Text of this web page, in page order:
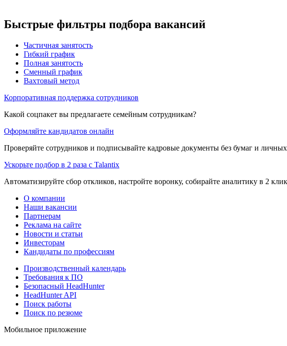
Быстрые фильтры подбора вакансий
Частичная занятость
Гибкий график
Полная занятость
Сменный график
Вахтовый метод
Корпоративная поддержка сотрудников
Какой соцпакет вы предлагаете семейным сотрудникам?
Оформляйте кандидатов онлайн
Проверяйте сотрудников и подписывайте кадровые документы без бумаг и
Ускорьте подбор в 2 раза с Talantix
Автоматизируйте сбор откликов, настройте воронку, собирайте аналитику в 2
О компании
Наши вакансии
Партнерам
Реклама на сайте
Новости и статьи
Инвесторам
Кандидаты по профессиям
Производственный календарь
Требования к ПО
Безопасный HeadHunter
HeadHunter API
Поиск работы
Поиск по резюме
Мобильное приложение